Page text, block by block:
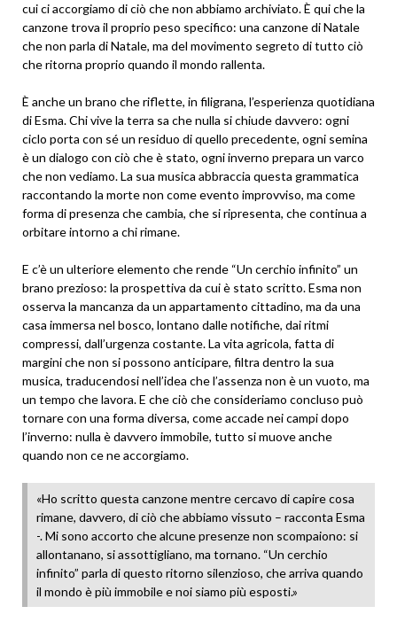
cui ci accorgiamo di ciò che non abbiamo archiviato. È qui che la
canzone trova il proprio peso specifico: una canzone di Natale
che non parla di Natale, ma del movimento segreto di tutto ciò
che ritorna proprio quando il mondo rallenta.
È anche un brano che riflette, in filigrana, l’esperienza quotidiana
di Esma. Chi vive la terra sa che nulla si chiude davvero: ogni
ciclo porta con sé un residuo di quello precedente, ogni semina
è un dialogo con ciò che è stato, ogni inverno prepara un varco
che non vediamo. La sua musica abbraccia questa grammatica
raccontando la morte non come evento improvviso, ma come
forma di presenza che cambia, che si ripresenta, che continua a
orbitare intorno a chi rimane.
E c’è un ulteriore elemento che rende “Un cerchio infinito” un
brano prezioso: la prospettiva da cui è stato scritto. Esma non
osserva la mancanza da un appartamento cittadino, ma da una
casa immersa nel bosco, lontano dalle notifiche, dai ritmi
compressi, dall’urgenza costante. La vita agricola, fatta di
margini che non si possono anticipare, filtra dentro la sua
musica, traducendosi nell’idea che l’assenza non è un vuoto, ma
un tempo che lavora. E che ciò che consideriamo concluso può
tornare con una forma diversa, come accade nei campi dopo
l’inverno: nulla è davvero immobile, tutto si muove anche
quando non ce ne accorgiamo.
«Ho scritto questa canzone mentre cercavo di capire cosa
rimane, davvero, di ciò che abbiamo vissuto – racconta Esma
-. Mi sono accorto che alcune presenze non scompaiono: si
allontanano, si assottigliano, ma tornano. “Un cerchio
infinito” parla di questo ritorno silenzioso, che arriva quando
il mondo è più immobile e noi siamo più esposti.»